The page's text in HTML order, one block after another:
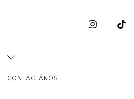
CONTACTÁNOS